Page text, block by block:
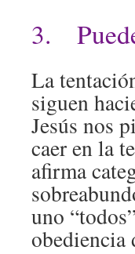
3.
La
siguen
Jesús nos
caer en la
afirma
uno
obediencia